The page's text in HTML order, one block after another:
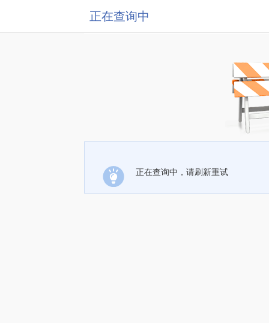
正在查询中
正在查询中，请刷新重试